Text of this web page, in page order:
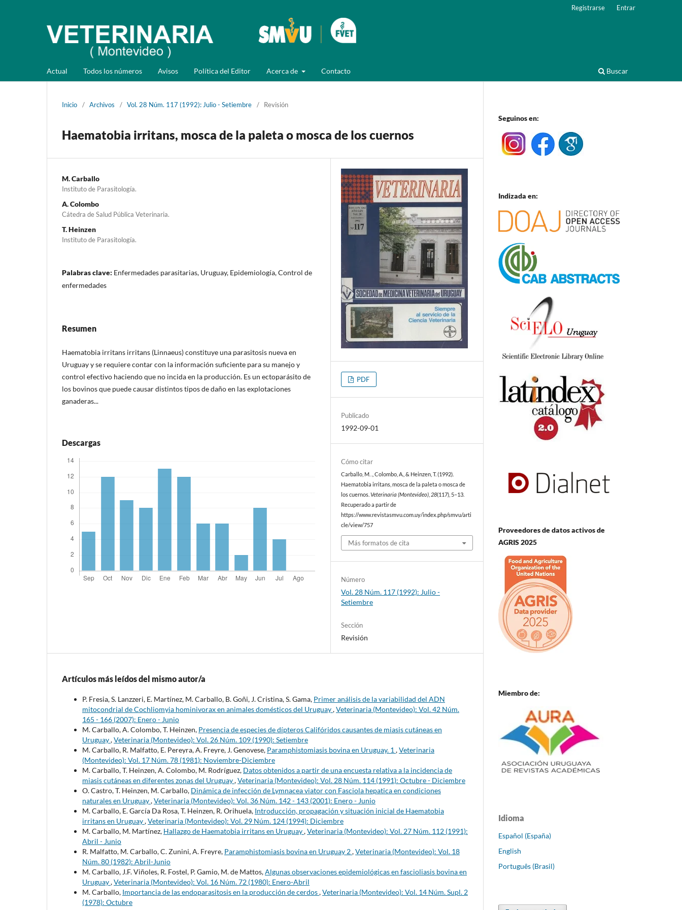
Actual Todos los números Avisos Política del Editor Acerca de Contacto Buscar
Registrarse Entrar
Inicio / Archivos / Vol. 28 Núm. 117 (1992): Julio - Setiembre / Revisión
Haematobia irritans, mosca de la paleta o mosca de los cuernos
M. Carballo
Instituto de Parasitología.
A. Colombo
Cátedra de Salud Pública Veterinaria.
T. Heinzen
Instituto de Parasitología.
Palabras clave: Enfermedades parasitarias, Uruguay, Epidemiología, Control de
enfermedades
Resumen
Haematobia irritans irritans (Linnaeus) constituye una parasitosis nueva en
Uruguay y se requiere contar con la información suficiente para su manejo y
control efectivo haciendo que no incida en la producción. Es un ectoparásito de
los bovinos que puede causar distintos tipos de daño en las explotaciones
ganaderas...
Descargas
PDF
Publicado
1992-09-01
Cómo citar
Carballo, M. ., Colombo, A., & Heinzen, T. (1992).
Haematobia irritans, mosca de la paleta o mosca de
los cuernos.Veterinaria (Montevideo) 28(117), 5–13.
Recuperado a partir de
https://www.revistasmvu.com.uy/index.php/smvu/arti
cle/view/757
Más formatos de cita
Número
Vol. 28 Núm. 117 (1992): Julio -
Setiembre
Sección
Revisión
Artículos más leídos del mismo autor/a
P. Fresia, S. Lanzzeri, E. Martínez, M. Carballo, B. Goñi, J. Cristina, S. Gama, Primer análisis de la variabilidad del ADN
mitocondrial de Cochliomyia hominivorax en animales domésticos del Uruguay,Veterinaria (Montevideo): Vol. 42 Núm.
165 - 166 (2007): Enero - Junio
M. Carballo, A. Colombo, T. Heinzen, Presencia de especies de dípteros Califóridos causantes de miasis cutáneas en
Uruguay,Veterinaria (Montevideo): Vol. 26 Núm. 109 (1990): Setiembre
M. Carballo, R. Malfatto, E. Pereyra, A. Freyre, J. Genovese, Paramphistomiasis bovina en Uruguay. 1 ,Veterinaria
(Montevideo): Vol. 17 Núm. 78 (1981): Noviembre-Diciembre
M. Carballo, T. Heinzen, A. Colombo, M. Rodríguez, Datos obtenidos a partir de una encuesta relativa a la incidencia de
miasis cutáneas en diferentes zonas del Uruguay,Veterinaria (Montevideo): Vol. 28 Núm. 114 (1991): Octubre - Diciembre
O. Castro, T. Heinzen, M. Carballo, Dinámica de infección de Lymnacea viator con Fasciola hepatica en condiciones
naturales en Uruguay,Veterinaria (Montevideo): Vol. 36 Núm. 142 - 143 (2001): Enero - Junio
M. Carballo, E. García Da Rosa, T. Heinzen, R. Orihuela, Introducción, propagación y situación inicial de Haematobia
irritans en Uruguay,Veterinaria (Montevideo): Vol. 29 Núm. 124 (1994): Diciembre
M. Carballo, M. Martínez, Hallazgo de Haematobia irritans en Uruguay,Veterinaria (Montevideo): Vol. 27 Núm. 112 (1991):
Abril - Junio
R. Malfatto, M. Carballo, C. Zunini, A. Freyre, Paramphistomiasis bovina en Uruguay 2,Veterinaria (Montevideo): Vol. 18
Núm. 80 (1982): Abril-Junio
M. Carballo, J.F. Viñoles, R. Fostel, P. Gamio, M. de Mattos,Algunas observaciones epidemiológicas en fascioliasis bovina en
Uruguay,Veterinaria (Montevideo): Vol. 16 Núm. 72 (1980): Enero-Abril
M. Carballo, Importancia de las endoparasitosis en la producción de cerdos,Veterinaria (Montevideo): Vol. 14 Núm. Supl. 2
(1978): Octubre
Seguinos en:
Indizada en:
Proveedores de datos activos de
AGRIS 2025
Miembro de:
Idioma
Español (España)
English
Português (Brasil)